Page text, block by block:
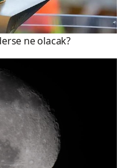
ne olacak?